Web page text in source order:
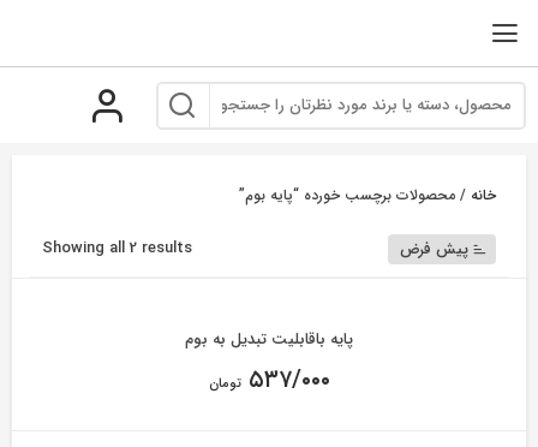
خانه / محصولات برچسب خورده “پایه بوم”
Showing all 2 results پیش فرض
پایه باقابلیت تبدیل به بوم
۵۳۷/۰۰۰ تومان